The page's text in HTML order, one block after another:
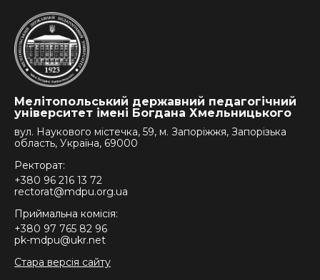
Мелітопольський державний педагогічний
університет імені Богдана Хмельницького
вул. Наукового містечка, 59, м. Запоріжжя, Запорізька
область, Україна, 69000
Ректорат:
+380 96 216 13 72
rectorat@mdpu.org.ua
Приймальна комісія:
+380 97 765 82 96
pk-mdpu@ukr.net
Стара версія сайту